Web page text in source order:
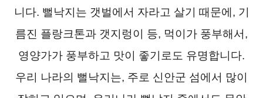
니다. 뻘낙지는 갯벌에서 자라고 살기 때문에, 기
름진 플랑크톤과 갯지렁이 등, 먹이가 풍부해서,
영양가가 풍부하고 맛이 좋기로도 유명합니다.
우리 나라의 뻘낙지는, 주로 신안군 섬에서 많이